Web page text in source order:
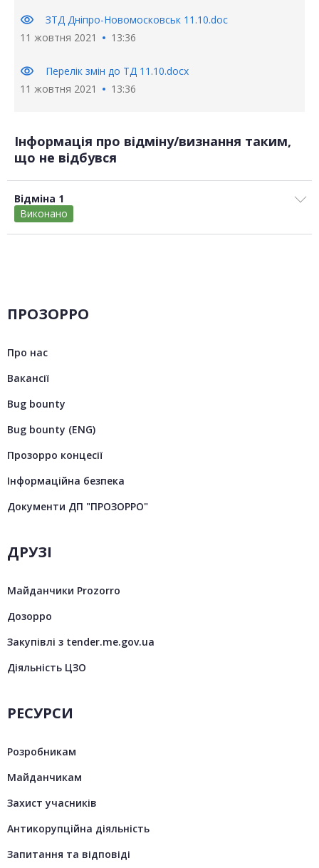
visibility
ЗТД Дніпро-Новомосковськ 11.10.doc
11 жовтня 2021
13:36
visibility
Перелік змін до ТД 11.10.docx
11 жовтня 2021
13:36
Інформація про відміну/визнання таким,
що не відбувся
Відміна 1
Виконано
ПРОЗОРРО
Про нас
Вакансії
Bug bounty
Bug bounty (ENG)
Прозорро концесії
Інформаційна безпека
Документи ДП "ПРОЗОРРО"
ДРУЗІ
Майданчики Prozorro
Дозорро
Закупівлі з tender.me.gov.ua
Діяльність ЦЗО
РЕСУРСИ
Розробникам
Майданчикам
Захист учасників
Антикорупційна діяльність
Запитання та відповіді